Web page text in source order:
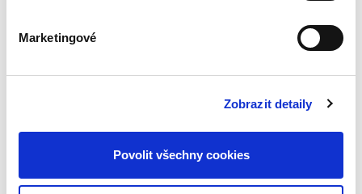
Marketingové
Zobrazit detaily
Povolit všechny cookies
Profesor Miroslav Bělina celý svůj profesní život
specifika trvale hájí na poli akademickém i
Restituce podle
zákona o půdě